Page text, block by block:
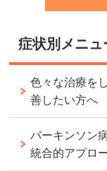
症状別メニュ
色々な治療を
善したい方へ
パーキンソン
統合的アプロ